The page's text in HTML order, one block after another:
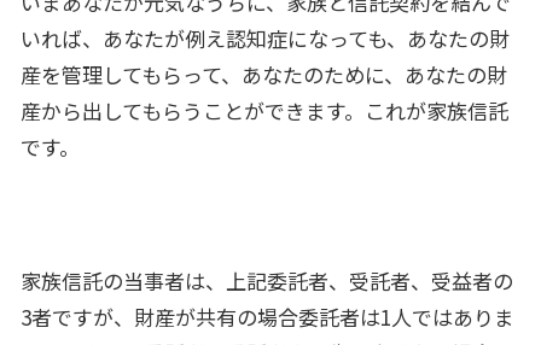
いれば、あなたが例え認知症になっても、あなたの財
産を管理してもらって、あなたのために、あなたの財
産から出してもらうことができます。これが家族信託
です。
家族信託の当事者は、上記委託者、受託者、受益者の
3者ですが、財産が共有の場合委託者は1人ではありま